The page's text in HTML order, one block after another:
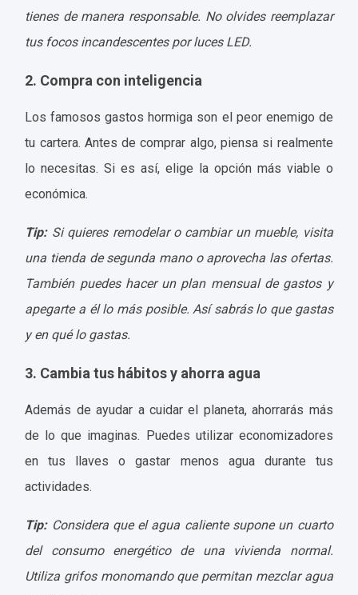
tienes de manera responsable. No olvides reemplazar
tus focos incandescentes por luces LED.
2. Compra con inteligencia
Los famosos gastos hormiga son el peor enemigo de
tu cartera. Antes de comprar algo, piensa si realmente
lo necesitas. Si es así, elige la opción más viable o
económica.
Tip:Si quieres remodelar o cambiar un mueble, visita
una tienda de segunda mano o aprovecha las ofertas.
También puedes hacer un plan mensual de gastos y
apegarte a él lo más posible. Así sabrás lo que gastas
y en qué lo gastas.
3. Cambia tus hábitos y ahorra agua
Además de ayudar a cuidar el planeta, ahorrarás más
de lo que imaginas. Puedes utilizar economizadores
en tus llaves o gastar menos agua durante tus
actividades.
Tip:Considera que el agua caliente supone un cuarto
del consumo energético de una vivienda normal.
Utiliza grifos monomando que permitan mezclar agua